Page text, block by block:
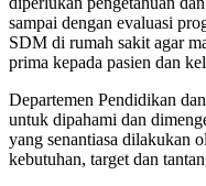
sampai dengan evaluasi
SDM di rumah sakit agar
prima kepada pasien dan
Departemen Pendidikan
untuk dipahami dan
yang senantiasa dilakukan
kebutuhan, target dan